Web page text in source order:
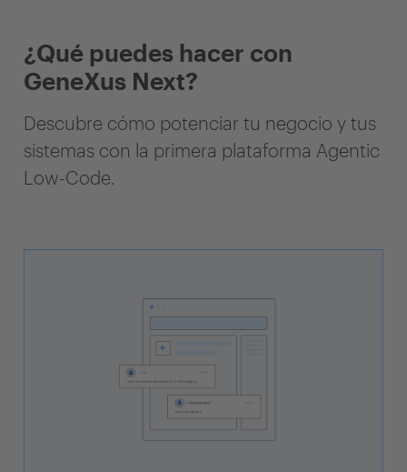
¿Qué puedes hacer con
GeneXus Next?
Descubre cómo potenciar tu negocio y tus
sistemas con la primera plataforma Agentic
Low-Code.